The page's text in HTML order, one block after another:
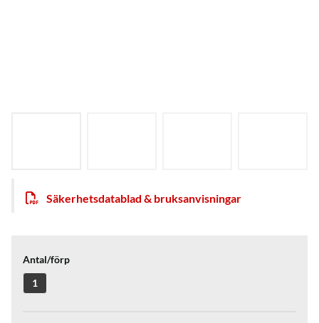
Säkerhetsdatablad & bruksanvisningar
Antal/förp
1